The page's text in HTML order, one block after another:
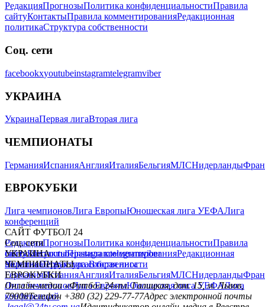
РедакцияПрогнозыПолитика конфиденциальностиПравила
сайтуКонтактыПравила комментированияРедакционная
политикаСтруктура собственности
Соц. сети
facebookxyoutubeinstagramtelegramviber
УКРАИНА
УкраинаПервая лигаВторая лига
ЧЕМПИОНАТЫ
ГерманияИспанияАнглияИталияБельгияМЛСНидерланды
ЕВРОКУБКИ
Лига чемпионовЛига ЕвропыЮношеская лига УЕФАЛига
конференций
САЙТ ФУТБОЛ 24
РедакцияПрогнозыПолитика конфиденциальностиПравила
сайтуКонтактыПравила комментированияРедакционная
политикаСтруктура собственности
Соц. сети
facebookxyoutubeinstagramtelegramviber
УКРАИНА
УкраинаПервая лигаВторая лига
ЧЕМПИОНАТЫ
ГерманияИспанияАнглияИталияБельгияМЛСНидерланды
ЕВРОКУБКИ
Лига чемпионовЛига ЕвропыЮношеская лига УЕФАЛига
конференций
Онлайн-медиа «Футбол 24»пл. Галицкая, дом. 15, м. Львов,
79008Телефон +380 (32) 229-77-77Адрес электронной почты